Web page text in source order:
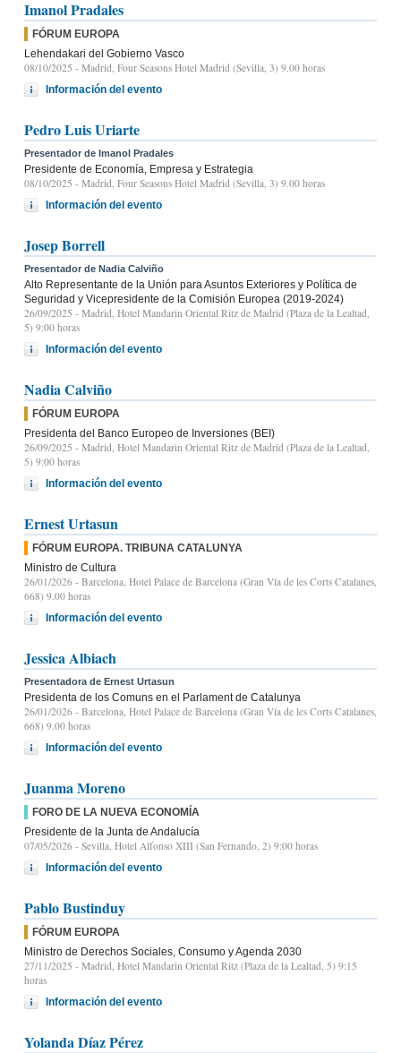
Imanol Pradales
FÓRUM EUROPA
Lehendakari del Gobierno Vasco
08/10/2025 - Madrid, Four Seasons Hotel Madrid (Sevilla, 3) 9.00 horas
Información del evento
Pedro Luis Uriarte
Presentador de Imanol Pradales
Presidente de Economía, Empresa y Estrategia
08/10/2025 - Madrid, Four Seasons Hotel Madrid (Sevilla, 3) 9.00 horas
Información del evento
Josep Borrell
Presentador de Nadia Calviño
Alto Representante de la Unión para Asuntos Exteriores y Política de
Seguridad y Vicepresidente de la Comisión Europea (2019-2024)
26/09/2025 - Madrid, Hotel Mandarin Oriental Ritz de Madrid (Plaza de la Lealtad,
5) 9:00 horas
Información del evento
Nadia Calviño
FÓRUM EUROPA
Presidenta del Banco Europeo de Inversiones (BEI)
26/09/2025 - Madrid, Hotel Mandarin Oriental Ritz de Madrid (Plaza de la Lealtad,
5) 9:00 horas
Información del evento
Ernest Urtasun
FÓRUM EUROPA. TRIBUNA CATALUNYA
Ministro de Cultura
26/01/2026 - Barcelona, Hotel Palace de Barcelona (Gran Vía de les Corts Catalanes,
668) 9.00 horas
Información del evento
Jessica Albiach
Presentadora de Ernest Urtasun
Presidenta de los Comuns en el Parlament de Catalunya
26/01/2026 - Barcelona, Hotel Palace de Barcelona (Gran Vía de les Corts Catalanes,
668) 9.00 horas
Información del evento
Juanma Moreno
FORO DE LA NUEVA ECONOMÍA
Presidente de la Junta de Andalucía
07/05/2026 - Sevilla, Hotel Alfonso XIII (San Fernando, 2) 9:00 horas
Información del evento
Pablo Bustinduy
FÓRUM EUROPA
Ministro de Derechos Sociales, Consumo y Agenda 2030
27/11/2025 - Madrid, Hotel Mandarin Oriental Ritz (Plaza de la Lealtad, 5) 9:15
horas
Información del evento
Yolanda Díaz Pérez